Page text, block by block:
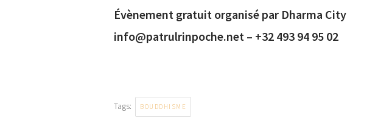
Évènement gratuit organisé par Dharma City
info@patrulrinpoche.net – +32 493 94 95 02
Tags: BOUDDHISME